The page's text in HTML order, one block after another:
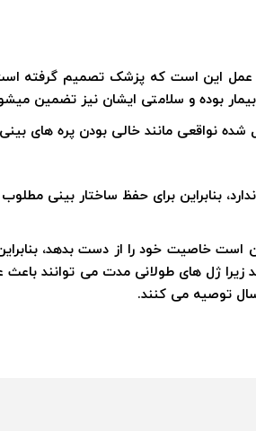
عمل این است که پزشک تصمیم گرفته
بوده و سلامتی ایشان نیز تضمین
نواقعی مانند خالی بودن پره های بینی
خاصیت خود را از دست بدهد،
زیرا ژل های طولانی مدت می توانند
توصیه می کنند.